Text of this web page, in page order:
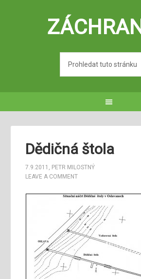
Dědičná štola
7.9.2011 , PETR MILOSTNÝ
LEAVE A COMMENT